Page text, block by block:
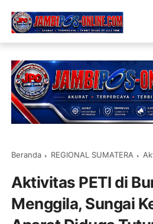
Beranda REGIONAL SUMATERA
Aktivitas PETI di
Menggila, Sungai